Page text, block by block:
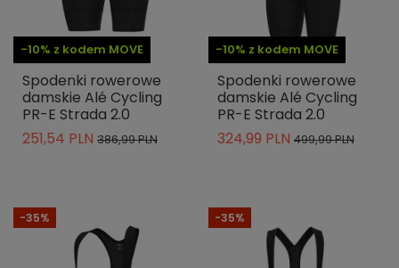
-10% z kodem MOVE
Spodenki rowerowe
damskie Alé Cycling
PR-E Strada 2.0
251,54 PLN 386,99 PLN
-10% z kodem MOVE
Spodenki rowerowe
damskie Alé Cycling
PR-E Strada 2.0
324,99 PLN 499,99 PLN
-35% -35%